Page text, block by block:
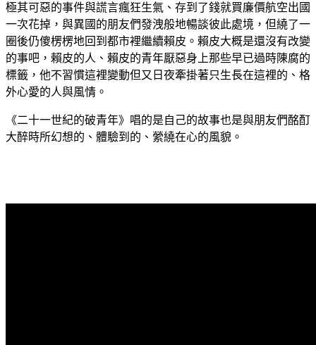
極其可惡的事件與謊言瘋狂生氣、存到了錢就買廉價航空出國
一次花掉，與異國的朋友們發洩般地暢談彼此處境，但繞了一
圈後仍傻楞楞地回到都市裡繼續賴皮。賴皮大概是還沒有改變
的事吧，賴皮的人、賴皮的青年厭惡身上那些早已過時陳腐的
標籤，他不習慣這裡變動但又日夜牽掛著只生長在這裡的、格
外心愛的人與風情。
《二十一世紀的破青年》唱的是自己的故事也是與朋友們酩酊
大醉時所幻想的、體驗到的、縈繞在心的風貌。